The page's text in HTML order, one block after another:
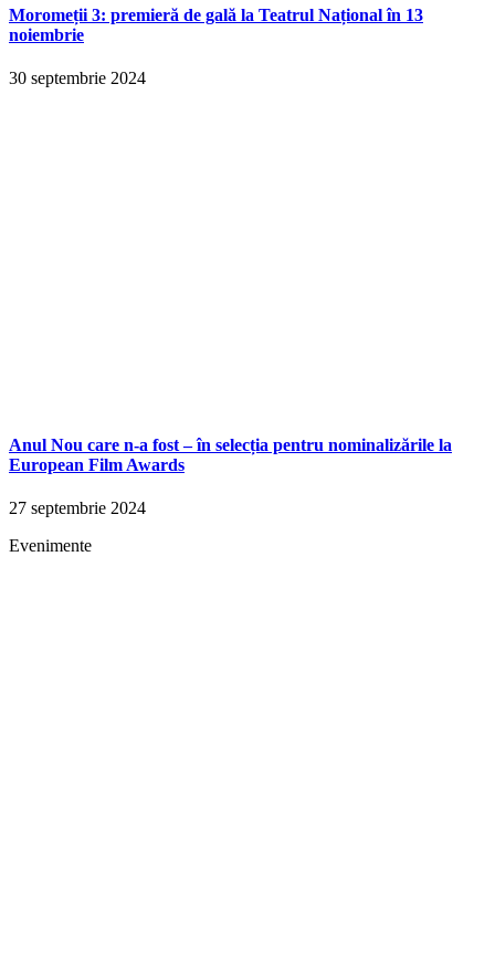
Moromeții 3: premieră de gală la Teatrul Național în 13
noiembrie
30 septembrie 2024
Anul Nou care n-a fost – în selecția pentru nominalizările la
European Film Awards
27 septembrie 2024
Evenimente